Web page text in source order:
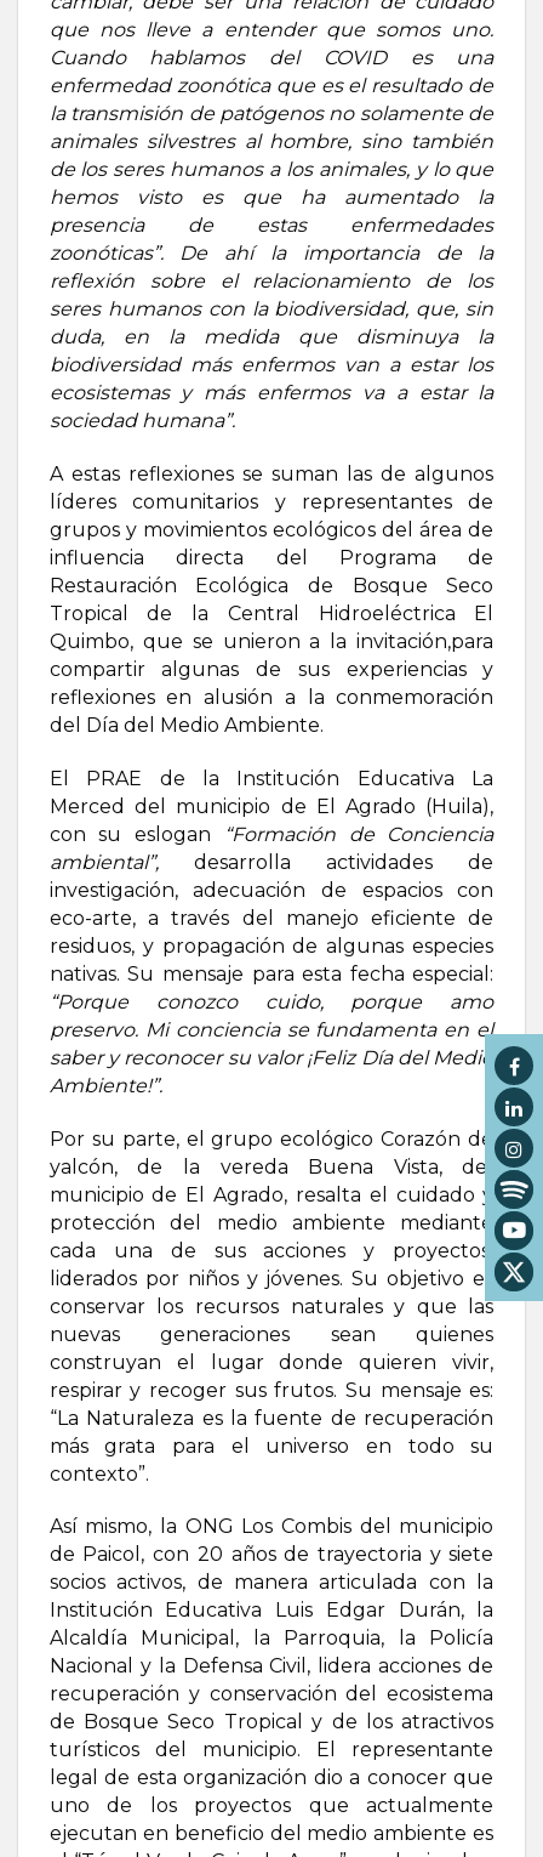
que nos lleve a entender que somos uno.
Cuando hablamos del COVID es una
enfermedad zoonótica que es el resultado de
la transmisión de patógenos no solamente de
animales silvestres al hombre, sino también
de los seres humanos a los animales, y lo que
hemos visto es que ha aumentado la
presencia de estas enfermedades
zoonóticas”.
De ahí la importancia de la
reflexión sobre el relacionamiento de los
seres humanos con la biodiversidad, que, sin
duda, en la medida que disminuya la
biodiversidad más enfermos van a estar los
ecosistemas y más enfermos va a estar la
sociedad humana”.
A estas reflexiones se suman las de algunos
líderes comunitarios y representantes de
grupos y movimientos ecológicos del área de
influencia directa del Programa de
Restauración Ecológica de Bosque Seco
Tropical de la Central Hidroeléctrica El
Quimbo, que se unieron a la invitación,para
compartir algunas de sus experiencias y
reflexiones en alusión a la conmemoración
del Día del Medio Ambiente.
El PRAE de la Institución Educativa La
Merced del municipio de El Agrado (Huila),
con su eslogan
“Formación de Conciencia
ambiental”,desarrolla actividades de
investigación, adecuación de espacios con
eco-arte, a través del manejo eficiente de
residuos, y propagación de algunas especies
nativas. Su mensaje para esta fecha especial:
“Porque conozco cuido, porque amo
preservo. Mi conciencia se fundamenta en el
saber y reconocer su valor ¡Feliz Día del Medio
Ambiente!”.
Por su parte, el grupo ecológico Corazón de
yalcón, de la vereda Buena Vista, del
municipio de El Agrado, resalta el cuidado y
protección del medio ambiente mediante
cada una de sus acciones y proyectos,
liderados por niños y jóvenes. Su objetivo es
conservar los recursos naturales y que las
nuevas generaciones sean quienes
construyan el lugar donde quieren vivir,
respirar y recoger sus frutos. Su mensaje es:
“La Naturaleza es la fuente de recuperación
más grata para el universo en todo su
contexto”.
Así mismo, la ONG Los Combis del municipio
de Paicol, con 20 años de trayectoria y siete
socios activos, de manera articulada con la
Institución Educativa Luis Edgar Durán, la
Alcaldía Municipal, la Parroquia, la Policía
Nacional y la Defensa Civil, lidera acciones de
recuperación y conservación del ecosistema
de Bosque Seco Tropical y de los atractivos
turísticos del municipio. El representante
legal de esta organización dio a conocer que
uno de los proyectos que actualmente
ejecutan en beneficio del medio ambiente es